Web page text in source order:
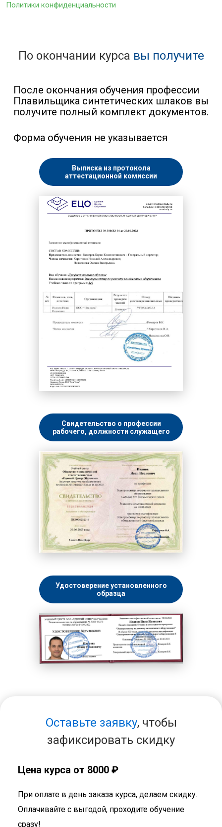
Политики конфиденциальности
По окончании курса вы получите
После окончания обучения профессии
Плавильщика синтетических шлаков вы
получите полный комплект документов.
Форма обучения не указывается
Выписка из протокола
аттестационной комиссии
Свидетельство о профессии
рабочего, должности служащего
Удостоверение установленного
образца
Оставьте заявку, чтобы
зафиксировать скидку
Цена курса от 8000 ₽
При оплате в день заказа курса, делаем скидку.
Оплачивайте с выгодой, проходите обучение
сразу!